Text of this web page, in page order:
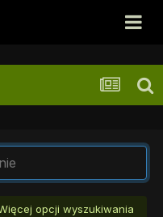
opcji wyszukiwania